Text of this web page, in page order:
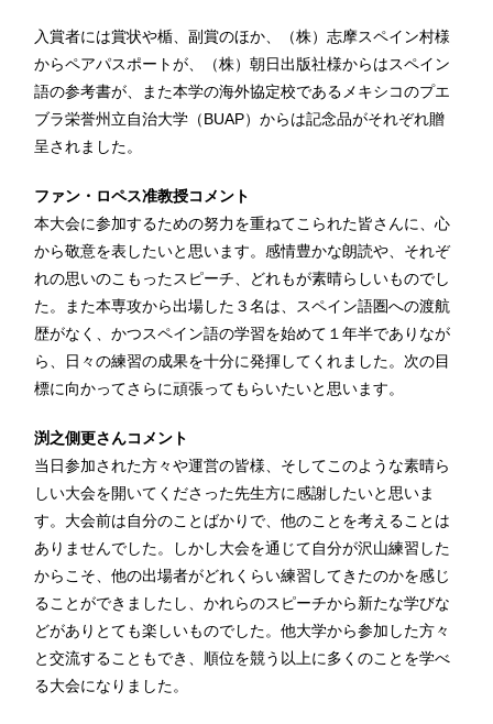
入賞者には賞状や楯、副賞のほか、（株）志摩スペイン村様
からペアパスポートが、（株）朝日出版社様からはスペイン
語の参考書が、また本学の海外協定校であるメキシコのプエ
ブラ栄誉州立自治大学（BUAP）からは記念品がそれぞれ贈
呈されました。
ファン・ロペス准教授コメント
本大会に参加するための努力を重ねてこられた皆さんに、心
から敬意を表したいと思います。感情豊かな朗読や、それぞ
れの思いのこもったスピーチ、どれもが素晴らしいものでし
た。また本専攻から出場した３名は、スペイン語圏への渡航
歴がなく、かつスペイン語の学習を始めて１年半でありなが
ら、日々の練習の成果を十分に発揮してくれました。次の目
標に向かってさらに頑張ってもらいたいと思います。
渕之側更さんコメント
当日参加された方々や運営の皆様、そしてこのような素晴ら
しい大会を開いてくださった先生方に感謝したいと思いま
す。大会前は自分のことばかりで、他のことを考えることは
ありませんでした。しかし大会を通じて自分が沢山練習した
からこそ、他の出場者がどれくらい練習してきたのかを感じ
ることができましたし、かれらのスピーチから新たな学びな
どがありとても楽しいものでした。他大学から参加した方々
と交流することもでき、順位を競う以上に多くのことを学べ
る大会になりました。